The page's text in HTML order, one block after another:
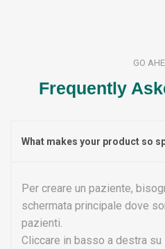
GO
Frequently
What makes your product so
Per creare un paziente,
schermata principale dove
pazienti.
Cliccare in basso a destra su